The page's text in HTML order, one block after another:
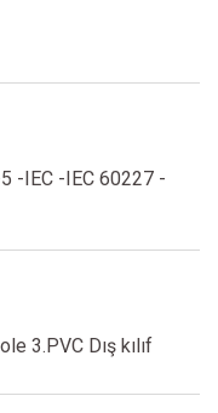
-IEC -IEC 60227 -
3.PVC Dış kılıf